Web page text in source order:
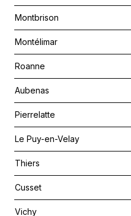
Montbrison
Montélimar
Roanne
Aubenas
Pierrelatte
Le Puy-en-Velay
Thiers
Cusset
Vichy